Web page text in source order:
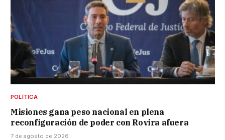
POLÍTICA
Misiones gana peso nacional en plena
reconfiguración de poder con Rovira afuera
7 de agosto de 2026